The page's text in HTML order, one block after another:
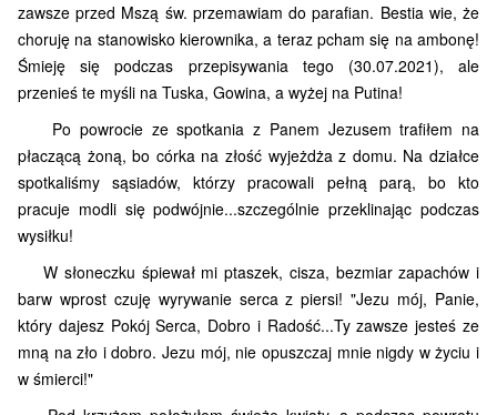
zawsze przed Mszą św. przemawiam do parafian. Bestia wie, że
choruję na stanowisko kierownika, a teraz pcham się na ambonę!
Śmieję się podczas przepisywania tego (30.07.2021), ale
przenieś te myśli na Tuska, Gowina, a wyżej na Putina!
Po powrocie ze spotkania z Panem Jezusem trafiłem na
płaczącą żoną, bo córka na złość wyjeżdża z domu. Na działce
spotkaliśmy sąsiadów, którzy pracowali pełną parą, bo kto
pracuje modli się podwójnie...szczególnie przeklinając podczas
wysiłku!
W słoneczku śpiewał mi ptaszek, cisza, bezmiar zapachów i
barw wprost czuję wyrywanie serca z piersi! "Jezu mój, Panie,
który dajesz Pokój Serca, Dobro i Radość...Ty zawsze jesteś ze
mną na zło i dobro. Jezu mój, nie opuszczaj mnie nigdy w życiu i
w śmierci!"